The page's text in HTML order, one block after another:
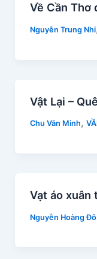
Về Cần Thơ
Nguyễn Trung Nhi
Vật Lại –
Chu Văn Minh,
Vạt áo xuân
Nguyễn Hoàng Đô